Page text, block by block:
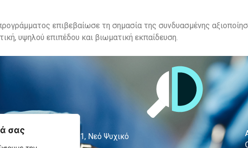
σας
επιβεβαίωσε τη σημασία της συνδυασμένης
υψηλού επιπέδου και βιωματική εκπαίδευση.
Πλάτωνος 11, Νεό Ψυχικό